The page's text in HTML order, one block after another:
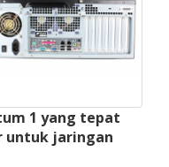
1 yang tepat
untuk jaringan